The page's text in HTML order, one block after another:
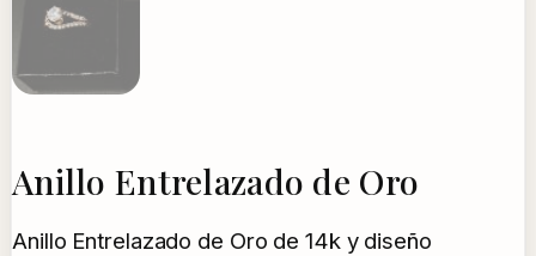
Anillo Entrelazado de Oro
Anillo Entrelazado de Oro de 14k y diseño